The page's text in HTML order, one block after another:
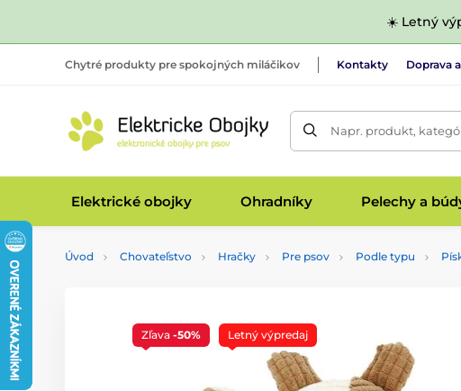
☀️ Letný
Chytré produkty pre spokojných miláčikov Kontakty Doprava
Napr. produkt,
Elektrické obojky Ohradníky Pelechy a
Úvod Chovateľstvo Hračky Pre psov Podle typu
Zľava -50% Letný výpredaj